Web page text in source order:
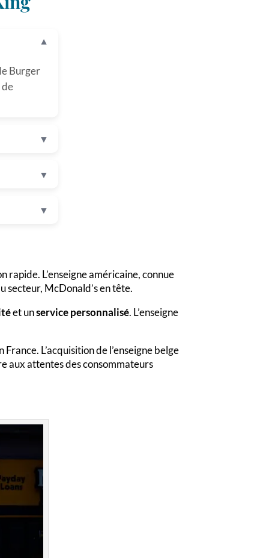
▼
Burger
de
▼
▼
▼
L’enseigne américaine, connue
secteur, McDonald’s en tête.
et unservice personnalisé. L’enseigne
L’acquisition de l’enseigne belge
aux attentes des consommateurs